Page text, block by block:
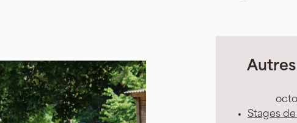
Stages de